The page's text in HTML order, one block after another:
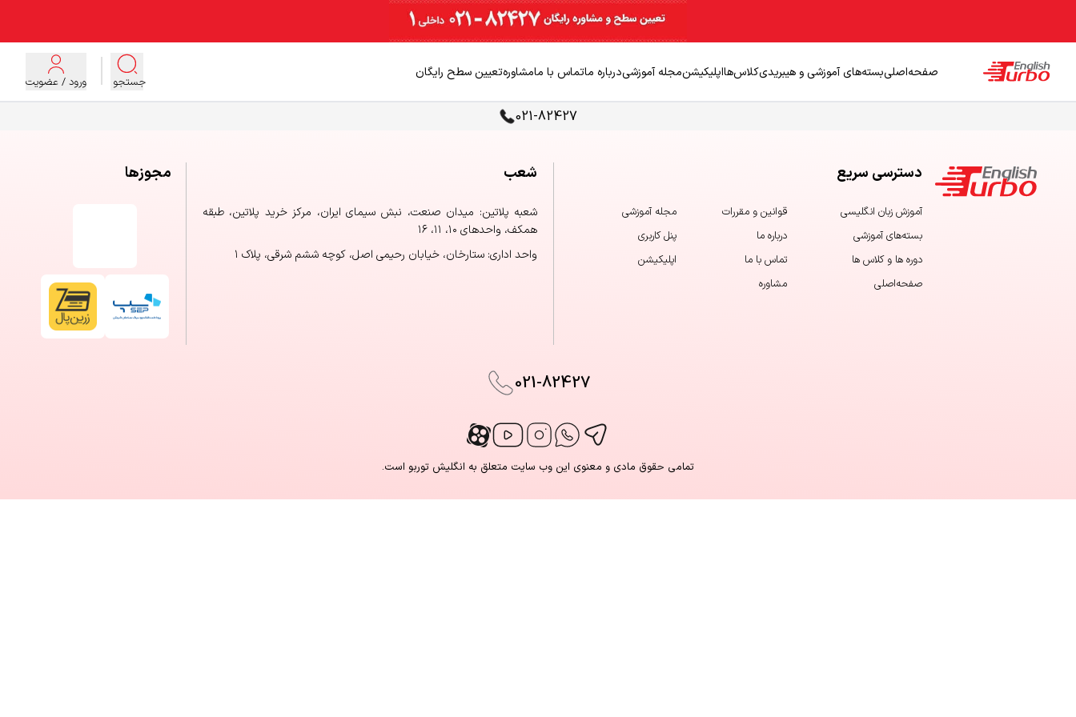
صفحه‌اصلیبسته‌های آموزشی و هیبریدیکلاس‌هااپلیکیشنمجله آموزشیدرباره ماتماس با مامشاورهتعیین سطح رایگان
جستجو ورود / عضویت
021-82427
دسترسی سریع
آموزش زبان‌ انگلیسی
بسته‌های آموزشی
دوره ها و کلاس ها
صفحه‌اصلی
قوانین و مقررات
درباره ما
تماس با ما
مشاوره
مجله آموزشی
پنل کاربری
اپلیکیشن
شعب
شعبه پلاتین: میدان صنعت، نبش سیمای ایران، مرکز خرید پلاتین، طبقه
همکف، واحدهای ۱۰، ۱۱، ۱۶
واحد اداری: ستارخان، خیابان رحیمی اصل، کوچه ششم شرقی، پلاک ۱
مجوزها
021-82427
تمامی حقوق مادی و معنوی این وب سایت متعلق به انگلیش توربو است.